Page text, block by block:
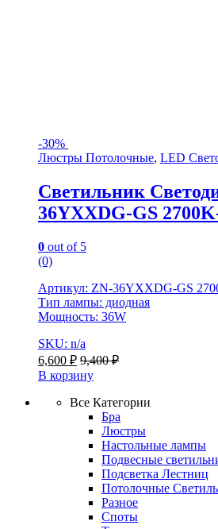
-30%
Люстры Потолочные, LED
Светильник
36YXXDG-GS
0 out of 5
(0)
Артикул: ZN-36YXXDG-GS
Тип лампы: диодная
Мощность: 36W
SKU: n/a
6,600 ₽ 9,400₽
В корзину
Все Категории
Бра
Люстры
Настольные лампы
Подвесные
Подсветка Лестниц
Потолочные
Разное
Споты